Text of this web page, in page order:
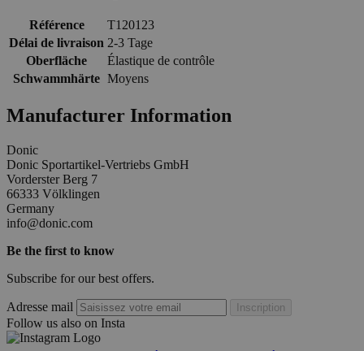
Référence
T120123
Délai de livraison 2-3 Tage
Oberfläche
Élastique de contrôle
Schwammhärte Moyens
Manufacturer Information
Donic
Donic Sportartikel-Vertriebs GmbH
Vorderster Berg 7
66333 Völklingen
Germany
info@donic.com
Be the first to know
Subscribe for our best offers.
Adresse mail Inscription
Follow us also on Insta